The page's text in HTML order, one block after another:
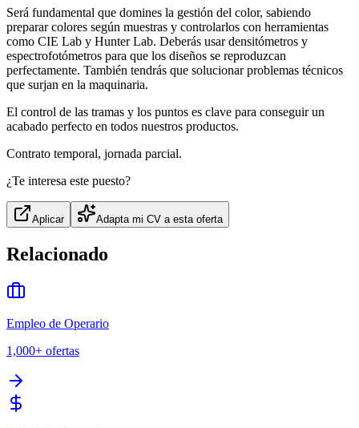
Será fundamental que domines la gestión del color, sabiendo
preparar colores según muestras y controlarlos con herramientas
como CIE Lab y Hunter Lab. Deberás usar densitómetros y
espectrofotómetros para que los diseños se reproduzcan
perfectamente. También tendrás que solucionar problemas técnicos
que surjan en la maquinaria.
El control de las tramas y los puntos es clave para conseguir un
acabado perfecto en todos nuestros productos.
Contrato temporal, jornada parcial.
¿Te interesa este puesto?
Aplicar Adapta mi CV a esta oferta
Relacionado
Empleo de Operario
1,000+ ofertas